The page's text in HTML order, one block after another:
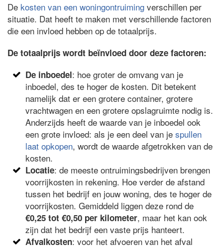
De kosten van een woningontruiming verschillen per
situatie. Dat heeft te maken met verschillende factoren
die een invloed hebben op de totaalprijs.
De totaalprijs wordt beïnvloed door deze factoren:
De inboedel: hoe groter de omvang van je
inboedel, des te hoger de kosten. Dit betekent
namelijk dat er een grotere container, grotere
vrachtwagen en een grotere opslagruimte nodig is.
Anderzijds heeft de waarde van je inboedel ook
een grote invloed: als je een deel van jespullen
laat opkopen, wordt de waarde afgetrokken van de
kosten.
Locatie: de meeste ontruimingsbedrijven brengen
voorrijkosten in rekening. Hoe verder de afstand
tussen het bedrijf en jouw woning, des te hoger de
voorrijkosten. Gemiddeld liggen deze rond de
€0,25 tot €0,50 per kilometer, maar het kan ook
zijn dat het bedrijf een vaste prijs hanteert.
Afvalkosten: voor het afvoeren van het afval